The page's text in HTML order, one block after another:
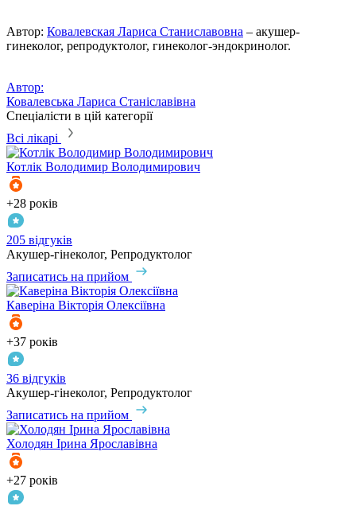
Автор: Ковалевская Лариса Станиславовна – акушер-
гинеколог, репродуктолог, гинеколог-эндокринолог.
Автор:
Ковалевська Лариса Станіславівна
Спеціалісти в цій категорії
Всі лікарі
Котлік Володимир Володимирович
+28 років
205 відгуків
Акушер-гінеколог, Репродуктолог
Записатись на прийом
Каверіна Вікторія Олексіївна
+37 років
36 відгуків
Акушер-гінеколог, Репродуктолог
Записатись на прийом
Холодян Ірина Ярославівна
+27 років